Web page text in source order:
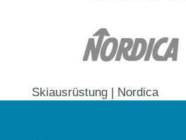
Skiausrüstung | Nordica